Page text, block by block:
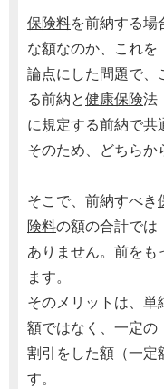
保険料を前納する場
な額なのか、これを
論点にした問題で、
る前納と健康保険法
に規定する前納で共
そのため、どちらか
そこで、前納すべき
険料の額の合計では
ありません。前をも
ます。
そのメリットは、単
額ではなく、一定の
割引をした額（一定
す。